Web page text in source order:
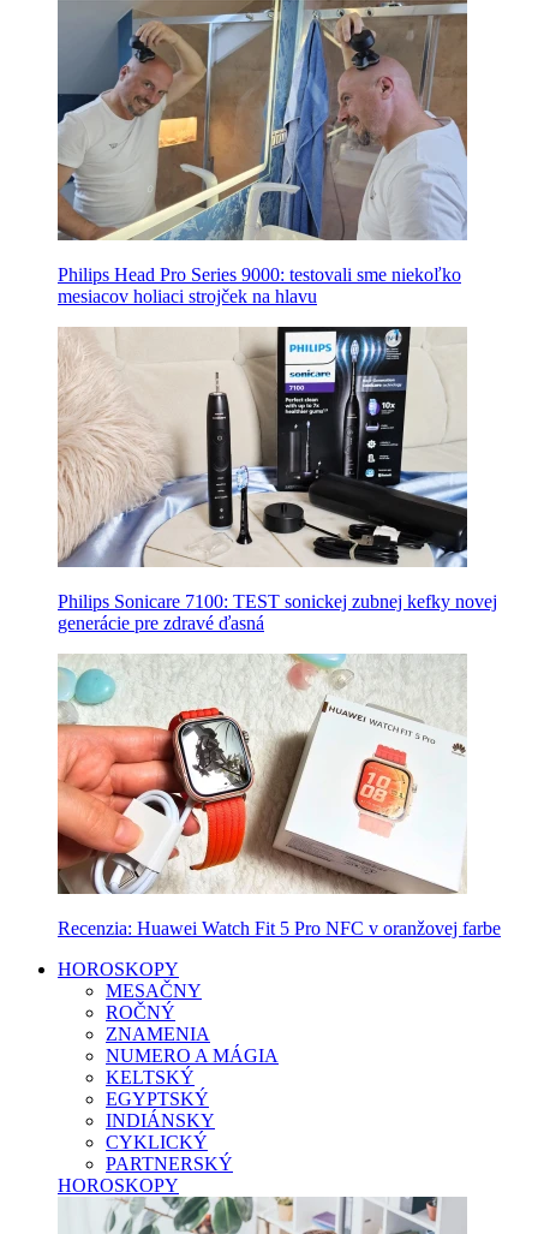
Philips Head Pro Series 9000: testovali sme niekoľko
mesiacov holiaci strojček na hlavu
Philips Sonicare 7100: TEST sonickej zubnej kefky novej
generácie pre zdravé ďasná
Recenzia: Huawei Watch Fit 5 Pro NFC v oranžovej farbe
HOROSKOPY
MESAČNY
ROČNÝ
ZNAMENIA
NUMERO A MÁGIA
KELTSKÝ
EGYPTSKÝ
INDIÁNSKY
CYKLICKÝ
PARTNERSKÝ
HOROSKOPY